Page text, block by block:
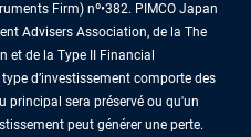
Firm) nº•382. PIMCO Japan
Advisers Association, de la The
et de la Type II Financial
d’investissement comporte des
principal sera préservé ou qu'un
peut générer une perte.